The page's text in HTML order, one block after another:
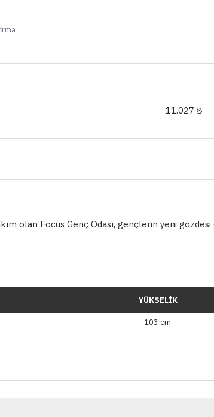
11.027 ₺
olan Focus Genç Odası, gençlerin yeni gözdesi
YÜKSELİK
103 cm